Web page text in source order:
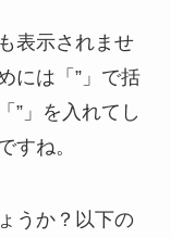
表示されませ
には「”」で括
”」を入れてし
すね。
うか？以下の